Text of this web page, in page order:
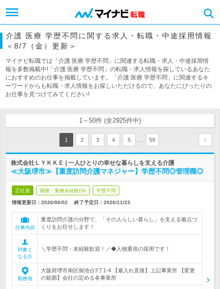
介護 医療 学歴不問に関する求人・転職・中途採用情報
＜8/7（金）更新＞
マイナビ転職では「介護 医療 学歴不問」に関連する転職・求人・中途採用情
報を多数掲載中!「介護 医療 学歴不問」の転職・求人情報を探しているあなた
におすすめのお仕事を掲載しています。「介護 医療 学歴不問」に関連するキ
ーワードからも転職・求人情報をお探しいただけるので、あなたにぴったりの
お仕事を見つけてみてください!
1～50件 (全2925件中)
1 2 3 4 5 59
株式会社ＬＹＫＫＥ | 一人ひとりの幸せな暮らしを支える介護
≪大阪堺市≫【重度訪問介護マネジャー】学歴不問◎管理職◎
正社員 職種・業種未経験OK 学歴不問
情報更新日：2026/06/02 終了予定日： 2026/11/23
仕事内容
重度訪問介護の分野で、「その人らしい暮らし」を支える拠点づ
くりをお任せします！
対象と
なる方
＼学歴不問・未経験歓迎！／◆人物重視の採用です！
勤務地
大阪府堺市南区御池台3丁1-4 【雇入れ直後】上記事業所 【変更
の範囲】会社の定める各事業所